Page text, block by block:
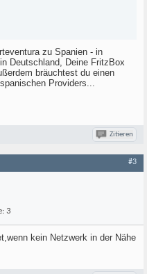
zu Spanien - in
Deutschland, Deine FritzBox
bräuchtest du einen
Providers...
Zitieren
#3
3
kein Netzwerk in der Nähe